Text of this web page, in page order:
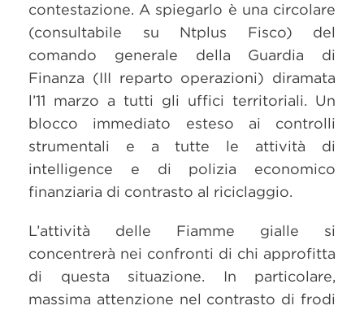
contestazione. A spiegarlo è una circolare
(consultabile su Ntplus Fisco) del
comando generale della Guardia di
Finanza (III reparto operazioni) diramata
l’11 marzo a tutti gli uffici territoriali. Un
blocco immediato esteso ai controlli
strumentali e a tutte le attività di
intelligence e di polizia economico
finanziaria di contrasto al riciclaggio.
L’attività delle Fiamme gialle si
concentrerà nei confronti di chi approfitta
di questa situazione. In particolare,
massima attenzione nel contrasto di frodi